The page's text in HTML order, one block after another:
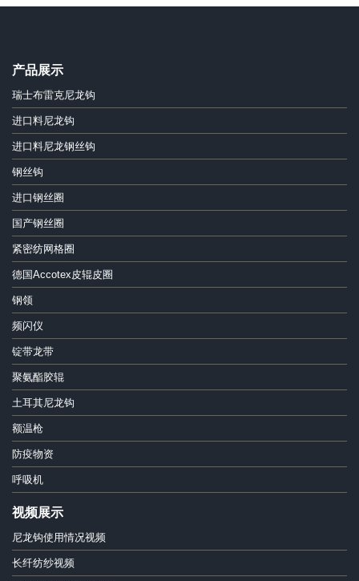
产品展示
瑞士布雷克尼龙钩
进口料尼龙钩
进口料尼龙钢丝钩
钢丝钩
进口钢丝圈
国产钢丝圈
紧密纺网格圈
德国Accotex皮辊皮圈
钢领
频闪仪
锭带龙带
聚氨酯胶辊
土耳其尼龙钩
额温枪
防疫物资
呼吸机
视频展示
尼龙钩使用情况视频
长纤纺纱视频